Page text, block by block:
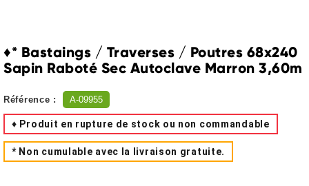
♦* Bastaings / Traverses / Poutres 68x240
Sapin Raboté Sec Autoclave Marron 3,60m
Référence : A-09955
♦ Produit en rupture de stock ou non commandable
* Non cumulable avec la livraison gratuite.